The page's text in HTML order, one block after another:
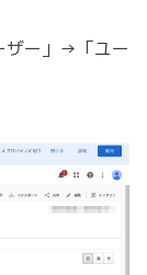
ザー」→「ユー